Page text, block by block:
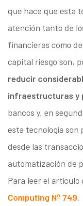
que hace que esta
atención tanto de
financieras como
capital riesgo son,
reducir
infraestructuras y
bancos y, en
esta tecnología
desde las
automatización de
Para leer el artículo
Computing Nº 749.